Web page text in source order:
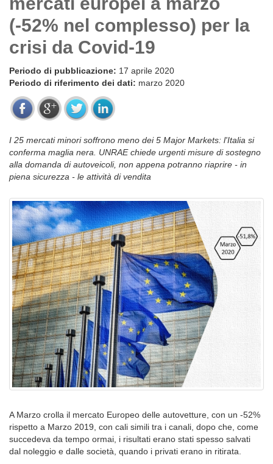
(-52% nel complesso) per la
crisi da Covid-19
Periodo di pubblicazione: 17 aprile 2020
Periodo di riferimento dei dati: marzo 2020
I 25 mercati minori soffrono meno dei 5 Major Markets: l'Italia si
conferma maglia nera. UNRAE chiede urgenti misure di sostegno
alla domanda di autoveicoli, non appena potranno riaprire - in
piena sicurezza - le attività di vendita
A Marzo crolla il mercato Europeo delle autovetture, con un -52%
rispetto a Marzo 2019, con cali simili tra i canali, dopo che, come
succedeva da tempo ormai, i risultati erano stati spesso salvati
dal noleggio e dalle società, quando i privati erano in ritirata.